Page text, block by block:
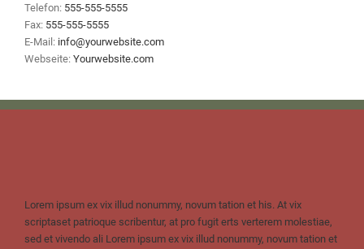
Telefon: 555-555-5555
Fax: 555-555-5555
E-Mail: info@yourwebsite.com
Webseite: Yourwebsite.com
Lorem ipsum ex vix illud nonummy, novum tation et his. At vix
scriptaset patrioque scribentur, at pro fugit erts verterem molestiae,
sed et vivendo ali Lorem ipsum ex vix illud nonummy, novum tation et